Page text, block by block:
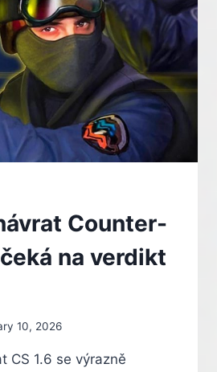
Counter-
na verdikt
10, 2026
CS 1.6 se výrazně